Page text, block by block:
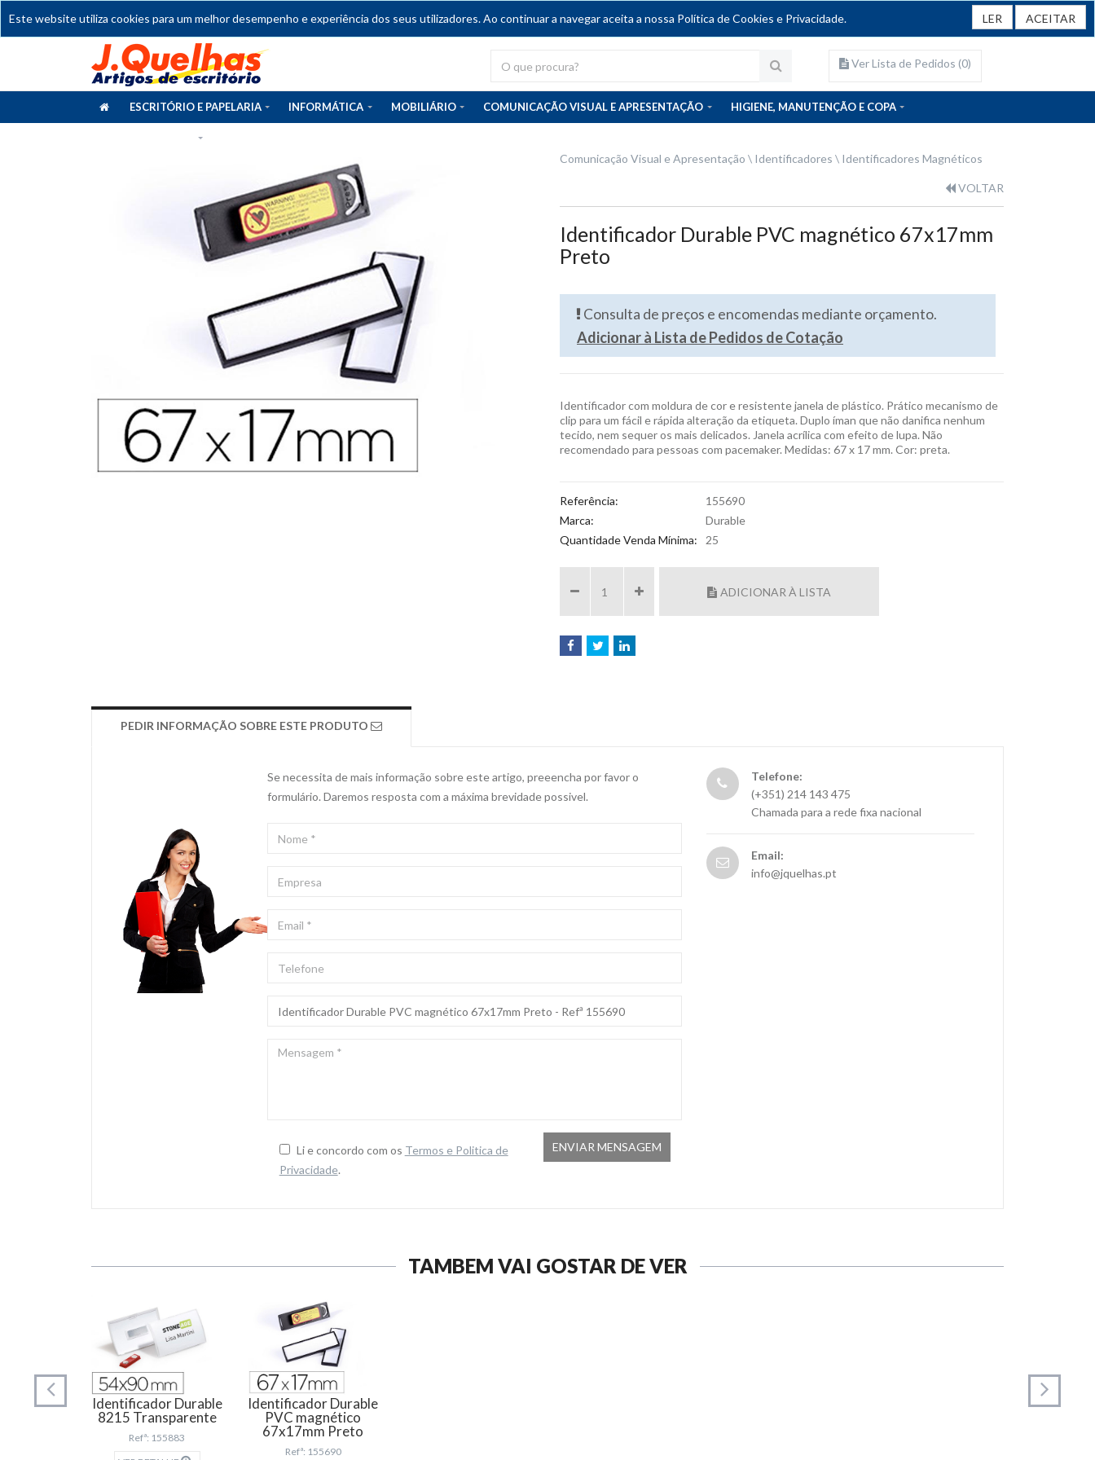
Este website utiliza cookies para um melhor desempenho e experiência dos seus utilizadores. Ao continuar a navegar aceita a nossa Política de Cookies e Privacidade. LER ACEITAR
Ver Lista de Pedidos (0)
ESCRITÓRIO E PAPELARIA INFORMÁTICA MOBILIÁRIO COMUNICAÇÃO VISUAL E APRESENTAÇÃO HIGIENE, MANUTENÇÃO E COPA
Comunicação Visual e Apresentação Identificadores Identificadores Magnéticos
VOLTAR
Identificador Durable PVC magnético 67x17mm
Preto
Consulta de preços e encomendas mediante orçamento.
Adicionar à Lista de Pedidos de Cotação
Identificador com moldura de cor e resistente janela de plástico. Prático mecanismo de
clip para um fácil e rápida alteração da etiqueta. Duplo íman que não danifica nenhum
tecido, nem sequer os mais delicados. Janela acrílica com efeito de lupa. Não
recomendado para pessoas com pacemaker. Medidas: 67 x 17 mm. Cor: preta.
Referência:
155690
Marca:
Durable
Quantidade Venda Mínima:
25
ADICIONAR À LISTA
PEDIR INFORMAÇÃO SOBRE ESTE PRODUTO
Se necessita de mais informação sobre este artigo, preeencha por favor o
formulário. Daremos resposta com a máxima brevidade possivel.
*
Li e concordo com os Termos e Politica de
Privacidade.
Telefone:
(+351) 214 143 475
Chamada para a rede fixa nacional
Email:
info@jquelhas.pt
TAMBÉM VAI GOSTAR DE VER
Identificador Durable
8215 Transparente
Refª: 155883
Identificador Durable
PVC magnético
67x17mm Preto
Refª: 155690